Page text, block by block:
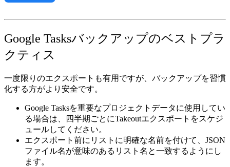
Google Tasksバックアップのベストプラ
クティス
一度限りのエクスポートも有用ですが、バックアップを習慣
化する方がより安全です。
Google Tasksを重要なプロジェクトデータに使用してい
る場合は、
四半期ごとにTakeoutエクスポートをスケジ
ュールしてください。
エクスポート前に リストに明確な名前を付けて
、JSON
ファイル名が意味のあるリスト名と一致するようにし
ます。